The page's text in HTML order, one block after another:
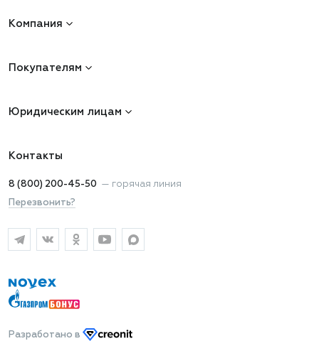
Компания
Покупателям
Юридическим лицам
Контакты
8 (800) 200-45-50 — горячая линия
Перезвонить?
Разработано в